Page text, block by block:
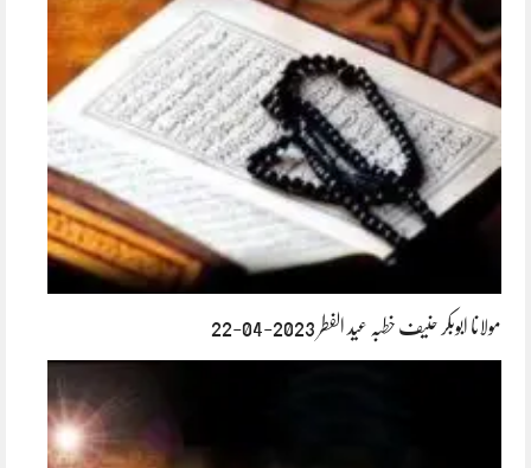
مولانا ابوبکر حنیف خطبہ عید الفطر 2023-04-22